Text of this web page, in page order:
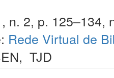
n. 2, p. 125–134,
Rede Virtual de
, TJD